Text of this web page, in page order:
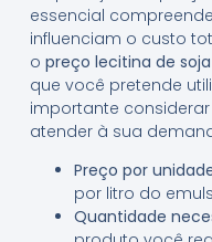
essencial
influenciam o custo
o preço lecitina de soja
que você pretende
importante
atender à sua
Preço por
por litro do
Quantidade